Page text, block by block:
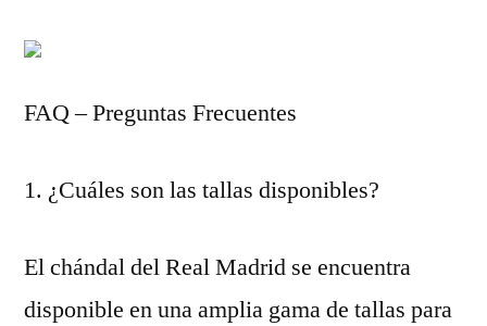
FAQ – Preguntas Frecuentes
1. ¿Cuáles son las tallas disponibles?
El chándal del Real Madrid se encuentra
disponible en una amplia gama de tallas para